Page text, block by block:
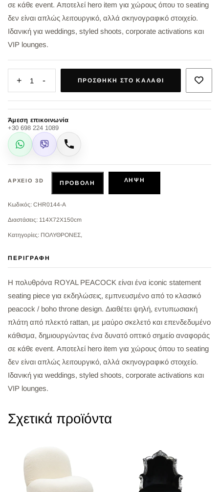
σε κάθε event. Αποτελεί hero item για χώρους όπου το seating
δεν είναι απλώς λειτουργικό, αλλά σκηνογραφικό στοιχείο.
Ιδανική για weddings, styled shoots, corporate activations και
VIP lounges.
+ 1 - ΠΡΟΣΘΉΚΗ ΣΤΟ ΚΑΛΆΘΙ
Άμεση επικοινωνία
+30 698 224 1089
WhatsApp
Viber Κλήση
ΑΡΧΕΊΟ 3D ΠΡΟΒΟΛΉ ΛΉΨΗ
Κωδικός: CHR0144-A
Διαστάσεις: 114X72X150cm
Κατηγορίες: ΠΟΛΥΘΡΟΝΕΣ,
ΠΕΡΙΓΡΑΦΉ
Η πολυθρόνα ROYAL PEACOCK είναι ένα iconic statement
seating piece για εκδηλώσεις, εμπνευσμένο από το κλασικό
peacock / boho throne design. Διαθέτει ψηλή, εντυπωσιακή
πλάτη από πλεκτό rattan, με μαύρο σκελετό και επενδεδυμένο
κάθισμα, δημιουργώντας ένα δυνατό οπτικό σημείο αναφοράς
σε κάθε event. Αποτελεί hero item για χώρους όπου το seating
δεν είναι απλώς λειτουργικό, αλλά σκηνογραφικό στοιχείο.
Ιδανική για weddings, styled shoots, corporate activations και
VIP lounges.
Σχετικά προϊόντα